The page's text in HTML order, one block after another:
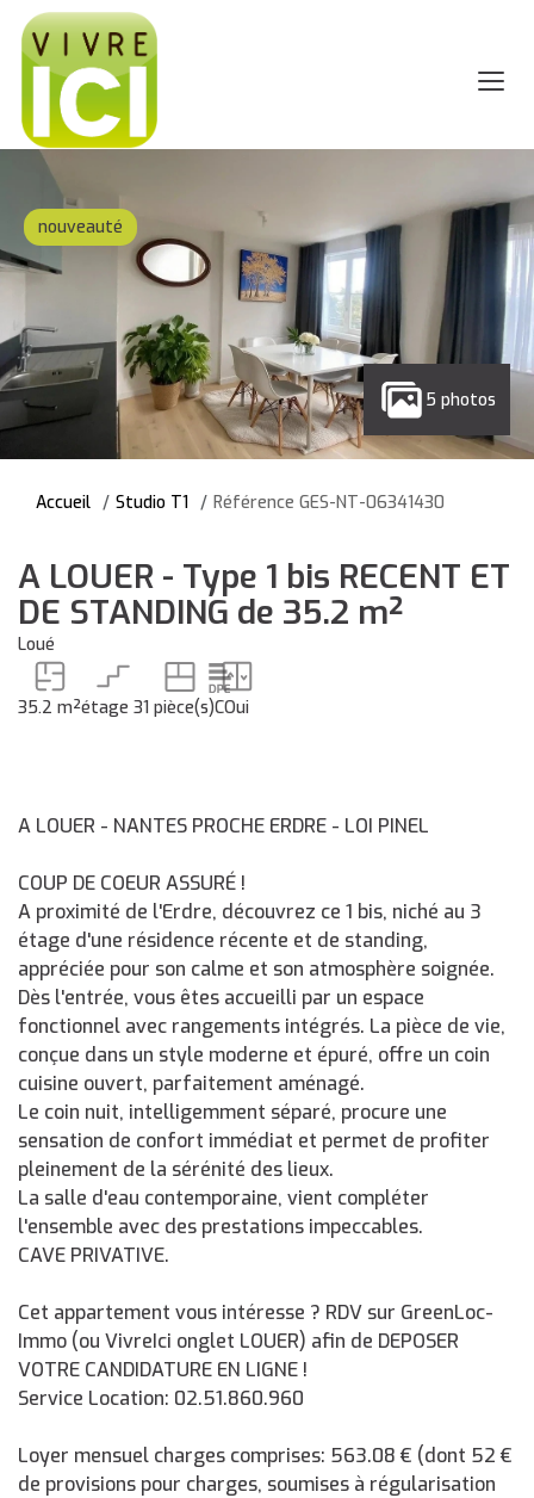
nouveauté
5 photos
Accueil Studio T1 Référence GES-NT-06341430
A LOUER - Type 1 bis RECENT ET
DE STANDING de 35.2 m²
Loué
35.2 m²étage 31 pièce(s)COui
A LOUER - NANTES PROCHE ERDRE - LOI PINEL
COUP DE COEUR ASSURÉ !
A proximité de l'Erdre, découvrez ce 1 bis, niché au 3
étage d'une résidence récente et de standing,
appréciée pour son calme et son atmosphère soignée.
Dès l'entrée, vous êtes accueilli par un espace
fonctionnel avec rangements intégrés. La pièce de vie,
conçue dans un style moderne et épuré, offre un coin
cuisine ouvert, parfaitement aménagé.
Le coin nuit, intelligemment séparé, procure une
sensation de confort immédiat et permet de profiter
pleinement de la sérénité des lieux.
La salle d'eau contemporaine, vient compléter
l'ensemble avec des prestations impeccables.
CAVE PRIVATIVE.
Cet appartement vous intéresse ? RDV sur GreenLoc-
Immo (ou VivreIci onglet LOUER) afin de DEPOSER
VOTRE CANDIDATURE EN LIGNE !
Service Location: 02.51.860.960
Loyer mensuel charges comprises: 563.08 € (dont 52 €
de provisions pour charges, soumises à régularisation